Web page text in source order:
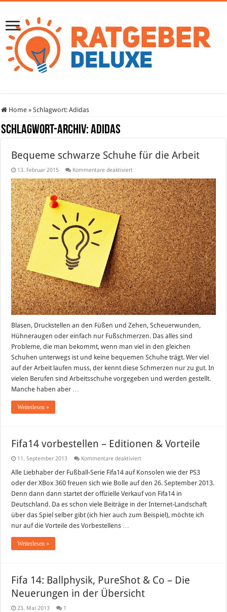
Home » Schlagwort:Adidas
Schlagwort-Archiv:Adidas
Bequeme schwarze Schuhe für die Arbeit
13. Februar 2015 Kommentare deaktiviertfür
schwarze
Schuhe
für
die
Arbeit
Blasen, Druckstellen an den Füßen und Zehen, Scheuerwunden,
Hühneraugen oder einfach nur Fußschmerzen. Das alles sind
Probleme, die man bekommt, wenn man viel in den gleichen
Schuhen unterwegs ist und keine bequemen Schuhe trägt. Wer viel
auf der Arbeit laufen muss, der kennt diese Schmerzen nur zu gut. In
vielen Berufen sind Arbeitsschuhe vorgegeben und werden gestellt.
Manche haben aber …
Weiterlesen »
Fifa14 vorbestellen – Editionen & Vorteile
11. September 2013 Kommentare deaktiviertfür
vorbestellen
Editionen
&
Vorteile
Alle Liebhaber der Fußball-Serie Fifa14 auf Konsolen wie der PS3
oder der XBox 360 freuen sich wie Bolle auf den 26. September 2013.
Denn dann dann startet der offizielle Verkauf von Fifa14 in
Deutschland. Da es schon viele Beiträge in der Internet-Landschaft
über das Spiel selber gibt (ich hier auch zum Beispiel), möchte ich
nur auf die Vorteile des Vorbestellens …
Weiterlesen »
Fifa 14: Ballphysik, PureShot & Co – Die
Neuerungen in der Übersicht
23. Mai 2013 1